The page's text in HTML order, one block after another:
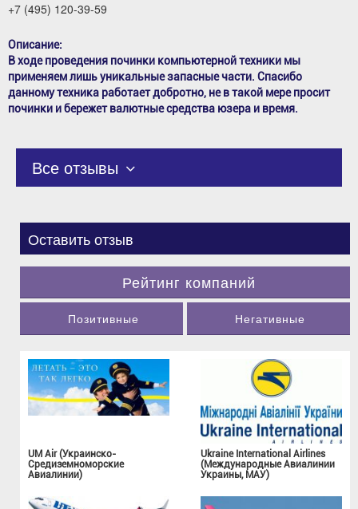
+7 (495) 120-39-59
Описание:
В ходе проведения починки компьютерной техники мы
применяем лишь уникальные запасные части. Спасибо
данному техника работает добротно, не в такой мере просит
починки и бережет валютные средства юзера и время.
Все отзывы
Оставить отзыв
Рейтинг компаний
Позитивные Негативные
UM Air (Украинско-
Средиземноморские
Авиалинии)
Ukraine International Airlines
(Международные Авиалинии
Украины, МАУ)